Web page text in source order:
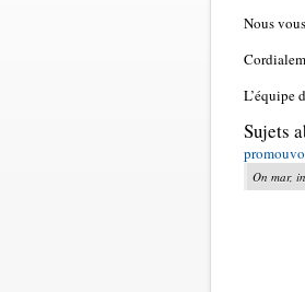
Nous
L’équipe
Sujets
On mar,